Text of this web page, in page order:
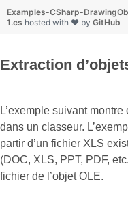
Examples-CSharp-
1.cs hosted with ❤ by GitHub
Extraction
L’exemple suivant
dans un classeur.
partir d’un fichier XLS
(DOC, XLS, PPT, PDF,
fichier de l’objet OLE.